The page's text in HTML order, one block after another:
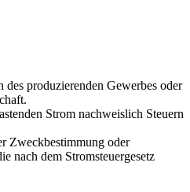
des produzierenden Gewerbes oder
Strom nachweislich Steuern
Zweckbestimmung oder
nach dem Stromsteuergesetz